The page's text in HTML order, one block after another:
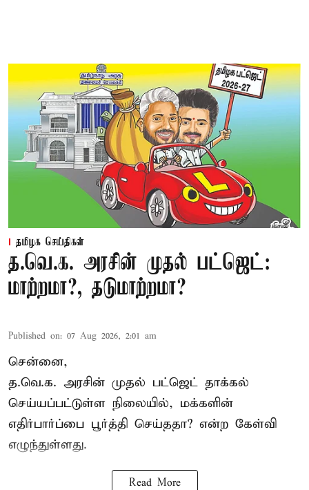
தமிழக செய்திகள்
த.வெ.க. அரசின் முதல் பட்ஜெட்:
மாற்றமா?, தடுமாற்றமா?
Published on: 07 Aug 2026, 2:01 am
சென்னை,
த.வெ.க. அரசின் முதல் பட்ஜெட் தாக்கல்
செய்யப்பட்டுள்ள நிலையில், மக்களின்
எதிர்பார்ப்பை பூர்த்தி செய்ததா? என்ற கேள்வி
எழுந்துள்ளது.
Read More